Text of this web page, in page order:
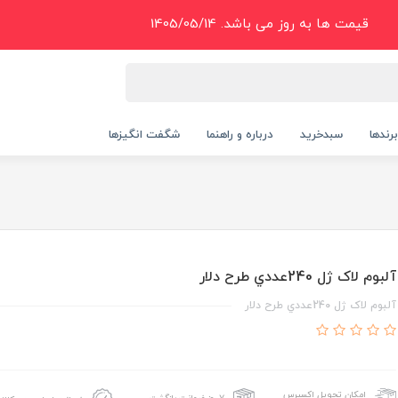
قیمت ها به روز می باشد. 1405/05/14
برندها سبدخرید درباره و راهنما شگفت انگیزها
آلبوم لاک ژل 240عددي طرح دلار
آلبوم لاک ژل 240عددي طرح دلار
امکان تحویل اکسپرس